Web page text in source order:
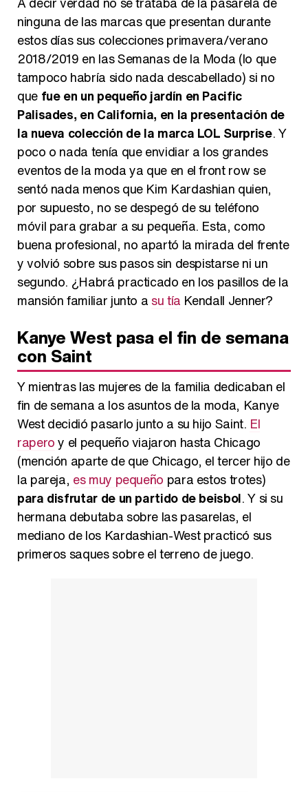
ninguna de las marcas que presentan durante
estos días sus colecciones primavera/verano
2018/2019 en las Semanas de la Moda (lo que
tampoco habría sido nada descabellado) si no
que fue en un pequeño jardín en Pacific
Palisades, en California, en la presentación de
la nueva colección de la marca LOL Surprise. Y
poco o nada tenía que envidiar a los grandes
eventos de la moda ya que en el front row se
sentó nada menos que Kim Kardashian quien,
por supuesto, no se despegó de su teléfono
móvil para grabar a su pequeña. Esta, como
buena profesional, no apartó la mirada del frente
y volvió sobre sus pasos sin despistarse ni un
segundo. ¿Habrá practicado en los pasillos de la
mansión familiar junto a su tía Kendall Jenner?
Kanye West pasa el fin de semana
con Saint
Y mientras las mujeres de la familia dedicaban el
fin de semana a los asuntos de la moda, Kanye
West decidió pasarlo junto a su hijo Saint. El
raperoy el pequeño viajaron hasta Chicago
(mención aparte de que Chicago, el tercer hijo de
la pareja, es muy pequeño para estos trotes)
para disfrutar de un partido de beisbol. Y si su
hermana debutaba sobre las pasarelas, el
mediano de los Kardashian-West practicó sus
primeros saques sobre el terreno de juego.